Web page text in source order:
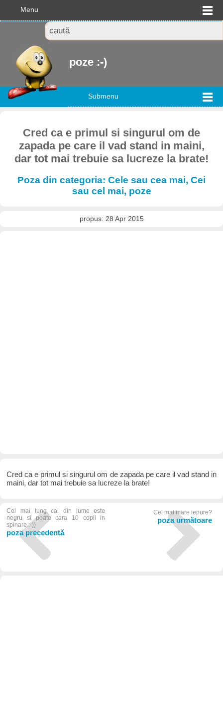
Menu
poze :-)
Submenu
Cred ca e primul si singurul om de
zapada pe care il vad stand in maini,
dar tot mai trebuie sa lucreze la brate!
Poza din categoria: Cele sau cea mai, Cei
sau cel mai, poze
propus: 28 Apr 2015
Cred ca e primul si singurul om de zapada pe care il vad stand in
maini, dar tot mai trebuie sa lucreze la brate!
Cel mai lung cal din lume este
negru si poate cara 10 copii in
spinare :-))
poza precedentă
Cel mai mare iepure?
poza următoare